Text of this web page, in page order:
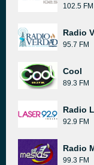
102.5 FM
Radio
95.7 FM
Cool
89.3 FM
Radio
92.9 FM
Radio
99.3 FM